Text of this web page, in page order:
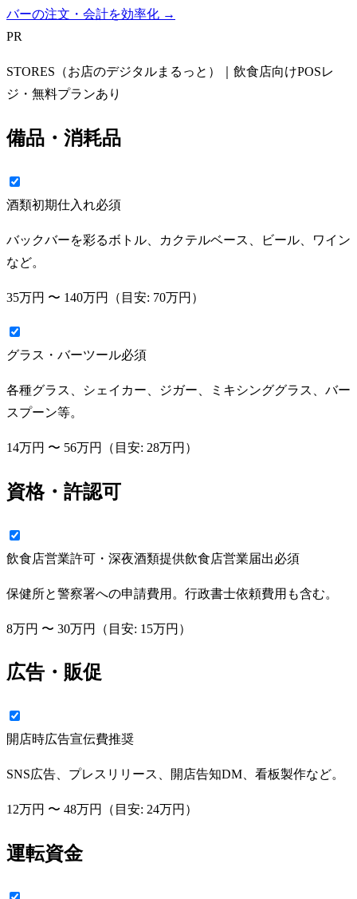
バーの注文・会計を効率化 →
PR
STORES（お店のデジタルまるっと）｜飲食店向けPOSレ
ジ・無料プランあり
備品・消耗品
酒類初期仕入れ必須
バックバーを彩るボトル、カクテルベース、ビール、ワイン
など。
35万円 〜 140万円 （目安: 70万円 ）
グラス・バーツール必須
各種グラス、シェイカー、ジガー、ミキシンググラス、バー
スプーン等。
14万円 〜 56万円 （目安: 28万円 ）
資格・許認可
飲食店営業許可・深夜酒類提供飲食店営業届出必須
保健所と警察署への申請費用。行政書士依頼費用も含む。
8万円 〜 30万円 （目安: 15万円 ）
広告・販促
開店時広告宣伝費推奨
SNS広告、プレスリリース、開店告知DM、看板製作など。
12万円 〜 48万円 （目安: 24万円 ）
運転資金